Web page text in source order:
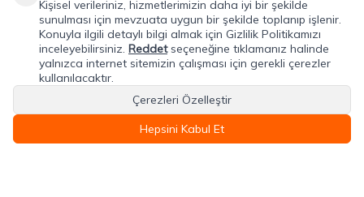
Uygulamalarımız
Adres & İletişim
Kişisel verileriniz, hizmetlerimizin daha iyi bir şekilde
sunulması için mevzuata uygun bir şekilde toplanıp işlenir.
Konuyla ilgili detaylı bilgi almak için Gizlilik Politikamızı
inceleyebilirsiniz. Reddetseçeneğine tıklamanız halinde
yalnızca internet sitemizin çalışması için gerekli çerezler
kullanılacaktır.
Çerezleri Özelleştir
Hepsini Kabul Et